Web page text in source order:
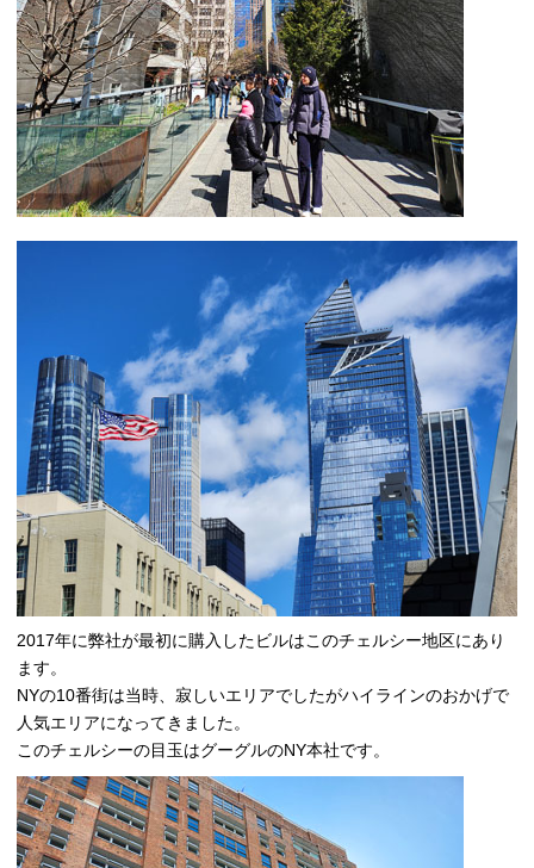
2017年に弊社が最初に購入したビルはこのチェルシー地区にあり
ます。
NYの10番街は当時、寂しいエリアでしたがハイラインのおかげで
人気エリアになってきました。
このチェルシーの目玉はグーグルのNY本社です。